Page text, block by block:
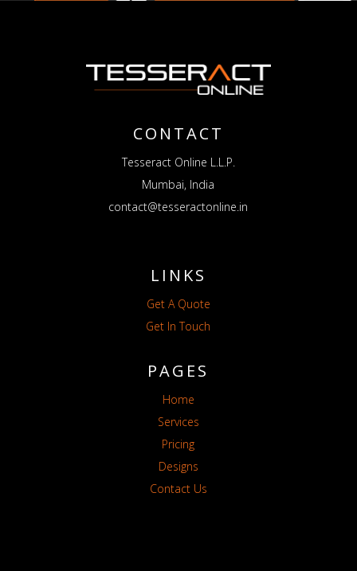
CONTACT
Tesseract Online L.L.P.
Mumbai, India
contact@tesseractonline.in
LINKS
Get A Quote
Get In Touch
PAGES
Home
Services
Pricing
Designs
Contact Us